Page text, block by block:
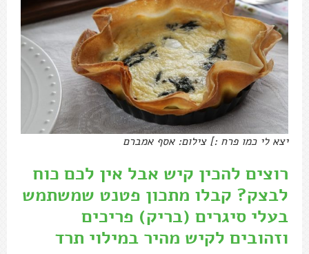
יצא לי כמו פרח :] צילום: אסף אמברם
רוצים להכין קיש אבל אין לכם כוח
לבצק? קבלו מתכון פטנט שמשתמש
בעלי סיגרים (בריק) פריכים
וזהובים לקיש מהיר במילוי תרד